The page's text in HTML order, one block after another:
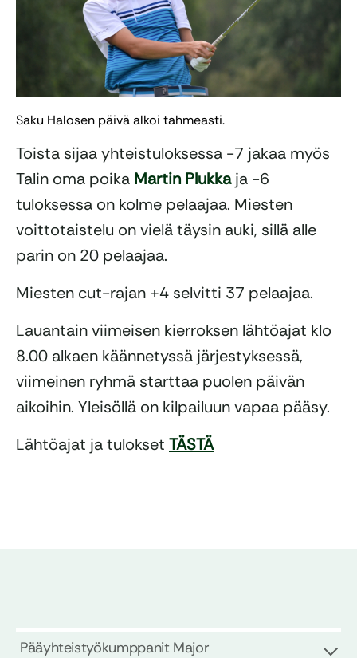
Saku Halosen päivä alkoi tahmeasti.
Toista sijaa yhteistuloksessa -7 jakaa myös
Talin oma poika Martin Plukkaja -6
tuloksessa on kolme pelaajaa. Miesten
voittotaistelu on vielä täysin auki, sillä alle
parin on 20 pelaajaa.
Miesten cut-rajan +4 selvitti 37 pelaajaa.
Lauantain viimeisen kierroksen lähtöajat klo
8.00 alkaen käännetyssä järjestyksessä,
viimeinen ryhmä starttaa puolen päivän
aikoihin. Yleisöllä on kilpailuun vapaa pääsy.
Lähtöajat ja tulokset TÄSTÄ
Pääyhteistyökumppanit Major